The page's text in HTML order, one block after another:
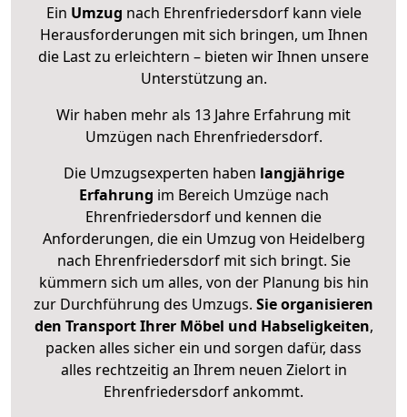
Ein Umzug nach Ehrenfriedersdorf kann viele
Herausforderungen mit sich bringen, um Ihnen
die Last zu erleichtern – bieten wir Ihnen unsere
Unterstützung an.
Wir haben mehr als 13 Jahre Erfahrung mit
Umzügen nach Ehrenfriedersdorf.
Die Umzugsexperten haben langjährige
Erfahrung im Bereich Umzüge nach
Ehrenfriedersdorf und kennen die
Anforderungen, die ein Umzug von Heidelberg
nach Ehrenfriedersdorf mit sich bringt. Sie
kümmern sich um alles, von der Planung bis hin
zur Durchführung des Umzugs. Sie organisieren
den Transport Ihrer Möbel und Habseligkeiten,
packen alles sicher ein und sorgen dafür, dass
alles rechtzeitig an Ihrem neuen Zielort in
Ehrenfriedersdorf ankommt.